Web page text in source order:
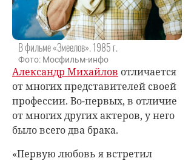
В фильме «Змеелов». 1985 г.
Фото: Мосфильм-инфо
Александр Михайлов отличается
от многих представителей своей
профессии. Во-первых, в отличие
от многих других актеров, у него
было всего два брака.
«Первую любовь я встретил